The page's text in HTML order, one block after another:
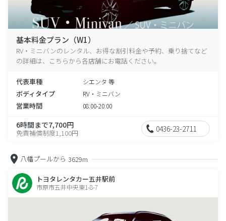
基本料金プラン（W1）
RV・ミニバンのレンタル、お得な割引料金や予約、乗り捨てなど
の詳細は、こちらから各店舗にお電話ください。
代表車種 シエンタ 等
ボディタイプ RV・ミニバン
営業時間 08:00-20:00
6時間まで7,700円
免責補償制度1,100円 0436-23-2711
八幡プールから 3629m
トヨタレンタカー五井駅前
市原市五井中央東1-8-7